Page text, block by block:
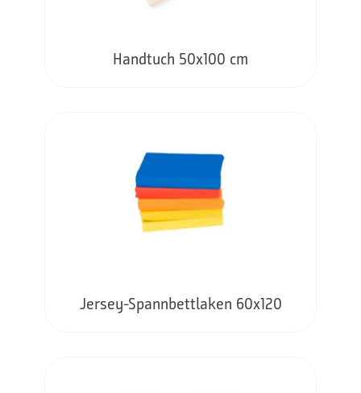
Handtuch 50x100 cm
Jersey-Spannbettlaken 60x120